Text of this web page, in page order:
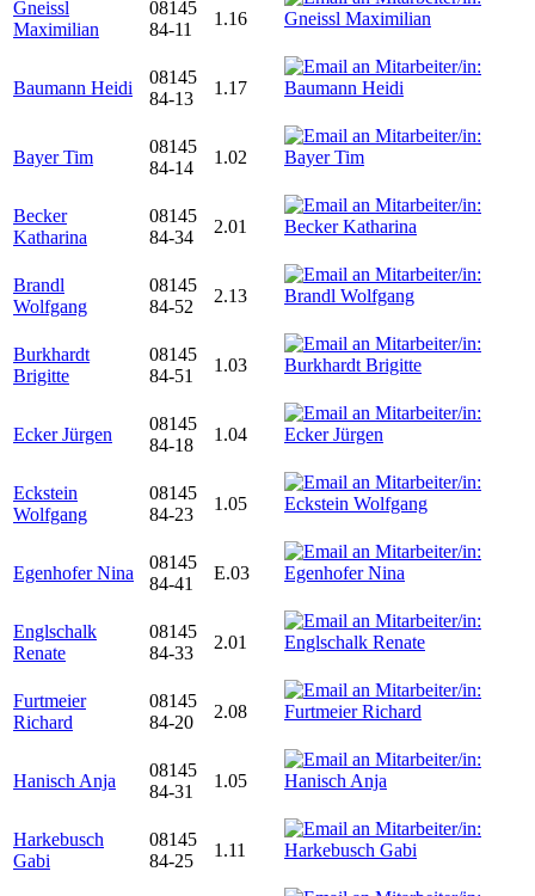
Gneissl
Maximilian
08145
84-11
1.16
Baumann Heidi
08145
84-13
1.17
Bayer Tim
08145
84-14
1.02
Becker
Katharina
08145
84-34
2.01
Brandl
Wolfgang
08145
84-52
2.13
Burkhardt
Brigitte
08145
84-51
1.03
Ecker Jürgen
08145
84-18
1.04
Eckstein
Wolfgang
08145
84-23
1.05
Egenhofer Nina
08145
84-41
E.03
Englschalk
Renate
08145
84-33
2.01
Furtmeier
Richard
08145
84-20
2.08
Hanisch Anja
08145
84-31
1.05
Harkebusch
Gabi
08145
84-25
1.11